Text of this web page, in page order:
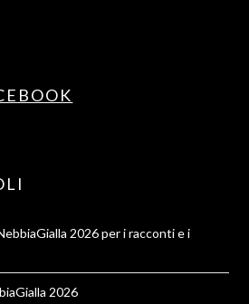
2026 per i racconti e i
2026